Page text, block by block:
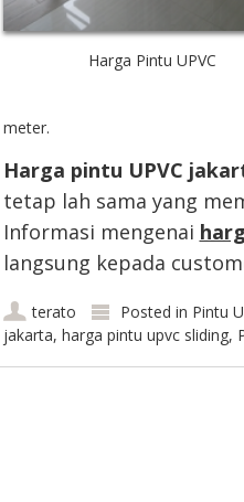
Harga Pintu UPVC
meter.
Harga pintu UPVC
tetap lah sama yang
Informasi mengenai
langsung kepada
terato Posted in Pintu
jakarta, harga pintu upvc sliding,